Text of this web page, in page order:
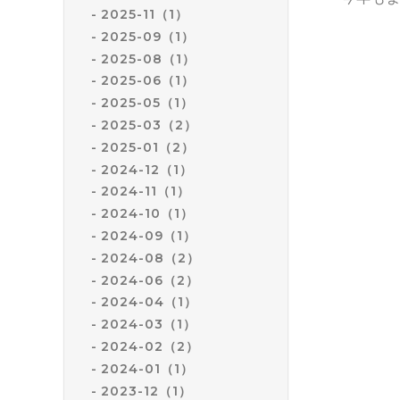
2025-11（1）
2025-09（1）
2025-08（1）
2025-06（1）
2025-05（1）
2025-03（2）
2025-01（2）
2024-12（1）
2024-11（1）
2024-10（1）
2024-09（1）
2024-08（2）
2024-06（2）
2024-04（1）
2024-03（1）
2024-02（2）
2024-01（1）
2023-12（1）